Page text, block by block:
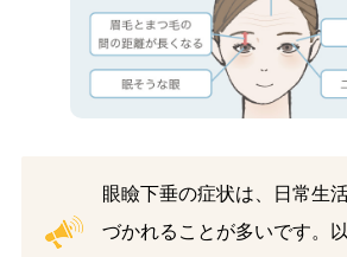
眼瞼下垂の症状は、日常生
づかれることが多いです。